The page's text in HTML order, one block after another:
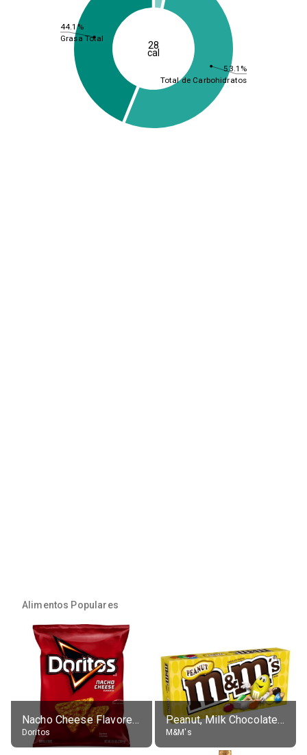
53.1%
44.1%
Total de Carbohidratos
Grasa Total
28
cal
Alimentos Populares
Nacho Cheese Flavored Tortilla Chips
Doritos
Peanut, Milk Chocolate Candies
M&M's